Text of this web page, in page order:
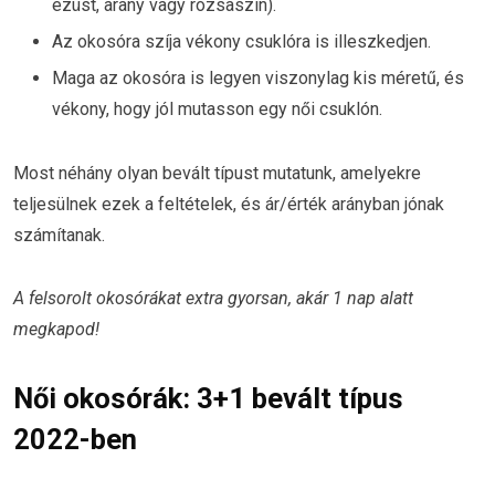
ezüst, arany vagy rózsaszín).
Az okosóra szíja vékony csuklóra is illeszkedjen.
Maga az okosóra is legyen viszonylag kis méretű, és
vékony, hogy jól mutasson egy női csuklón.
Most néhány olyan bevált típust mutatunk, amelyekre
teljesülnek ezek a feltételek, és ár/érték arányban jónak
számítanak.
A felsorolt okosórákat extra gyorsan, akár 1 nap alatt
megkapod!
Női okosórák: 3+1 bevált típus
2022-ben